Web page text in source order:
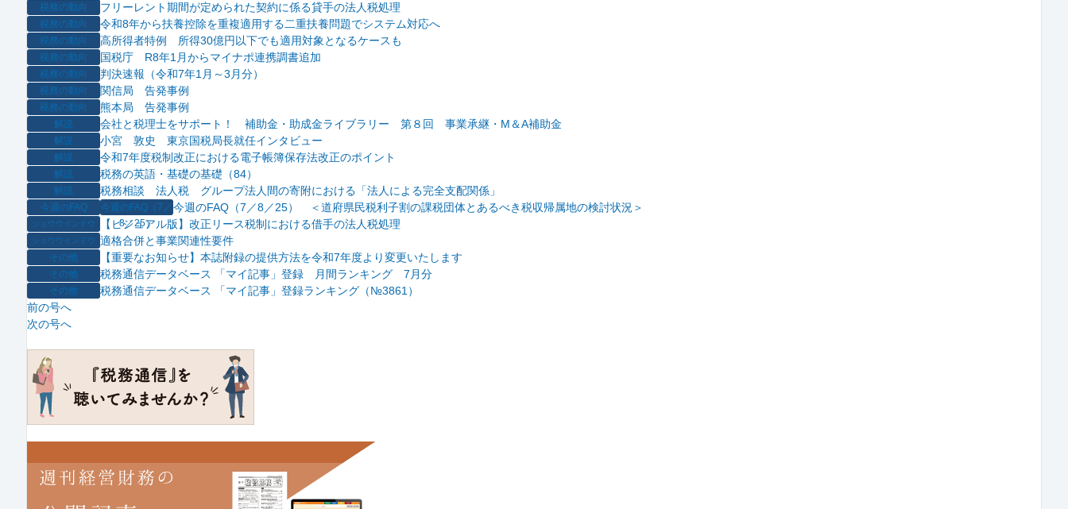
税務の動向 フリーレント期間が定められた契約に係る貸手の法人税処理
税務の動向 令和8年から扶養控除を重複適用する二重扶養問題でシステム対応へ
税務の動向 高所得者特例 所得30億円以下でも適用対象となるケースも
税務の動向 国税庁 R8年1月からマイナポ連携調書追加
税務の動向 判決速報（令和7年1月～3月分）
税務の動向 関信局 告発事例
税務の動向 熊本局 告発事例
解説 会社と税理士をサポート！ 補助金・助成金ライブラリー 第８回 事業承継・M＆A補助金
解説 小宮 敦史 東京国税局長就任インタビュー
解説 令和7年度税制改正における電子帳簿保存法改正のポイント
解説 税務の英語・基礎の基礎（84）
解説 税務相談 法人税 グループ法人間の寄附における「法人による完全支配関係」
今週のFAQ
今週のFAQ（7／
8／25）
今週のFAQ（7／8／25） ＜道府県民税利子割の課税団体とあるべき税収帰属地の検討状況＞
ショウウインドウ 【ビジュアル版】改正リース税制における借手の法人税処理
ショウウインドウ 適格合併と事業関連性要件
その他 【重要なお知らせ】本誌附録の提供方法を令和7年度より変更いたします
その他 税務通信データベース 「マイ記事」登録 月間ランキング 7月分
その他
税務通信データベース 「マイ記事」登録ランキング（№3861）
前の号へ
次の号へ